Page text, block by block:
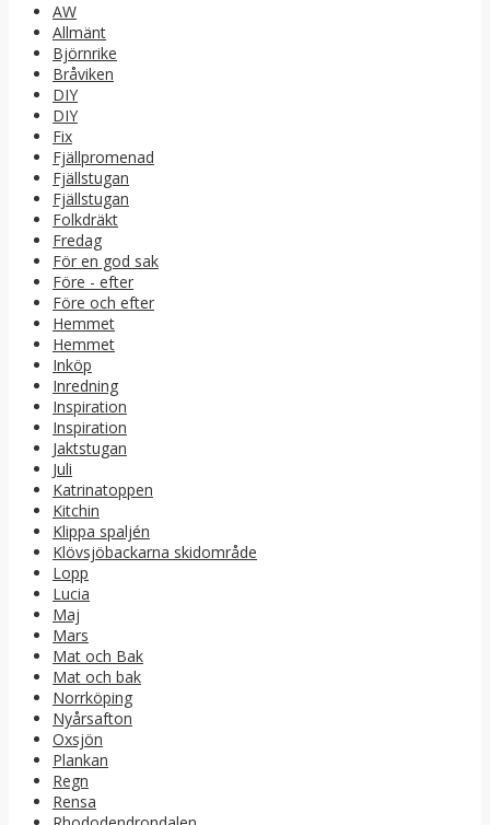
AW
Allmänt
Björnrike
Bråviken
DIY
DIY
Fix
Fjällpromenad
Fjällstugan
Fjällstugan
Folkdräkt
Fredag
För en god sak
Före - efter
Före och efter
Hemmet
Hemmet
Inköp
Inredning
Inspiration
Inspiration
Jaktstugan
Juli
Katrinatoppen
Kitchin
Klippa spaljén
Klövsjöbackarna skidområde
Lopp
Lucia
Maj
Mars
Mat och Bak
Mat och bak
Norrköping
Nyårsafton
Oxsjön
Plankan
Regn
Rensa